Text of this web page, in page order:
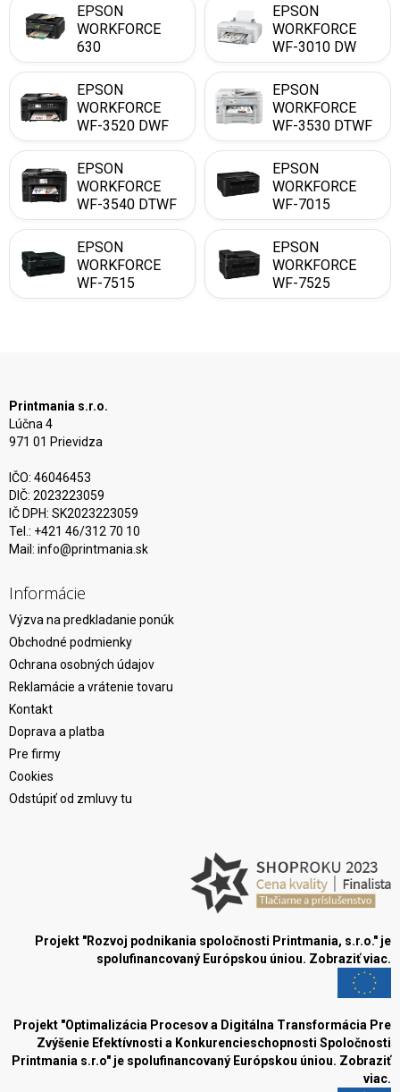
EPSON
WORKFORCE
630
EPSON
WORKFORCE
WF-3010 DW
EPSON
WORKFORCE
WF-3520 DWF
EPSON
WORKFORCE
WF-3530 DTWF
EPSON
WORKFORCE
WF-3540 DTWF
EPSON
WORKFORCE
WF-7015
EPSON
WORKFORCE
WF-7515
EPSON
WORKFORCE
WF-7525
Printmania s.r.o.
Lúčna 4
971 01 Prievidza
IČO: 46046453
DIČ: 2023223059
IČ DPH: SK2023223059
Tel.: +421 46/312 70 10
Mail: info@printmania.sk
Informácie
Výzva na predkladanie ponúk
Obchodné podmienky
Ochrana osobných údajov
Reklamácie a vrátenie tovaru
Kontakt
Doprava a platba
Pre firmy
Cookies
Odstúpiť od zmluvy tu
Projekt "Rozvoj podnikania spoločnosti Printmania, s.r.o." je
spolufinancovaný Európskou úniou. Zobraziť viac.
Projekt "Optimalizácia Procesov a Digitálna Transformácia Pre
Zvýšenie Efektívnosti a Konkurencieschopnosti Spoločnosti
Printmania s.r.o" je spolufinancovaný Európskou úniou. Zobraziť
viac.